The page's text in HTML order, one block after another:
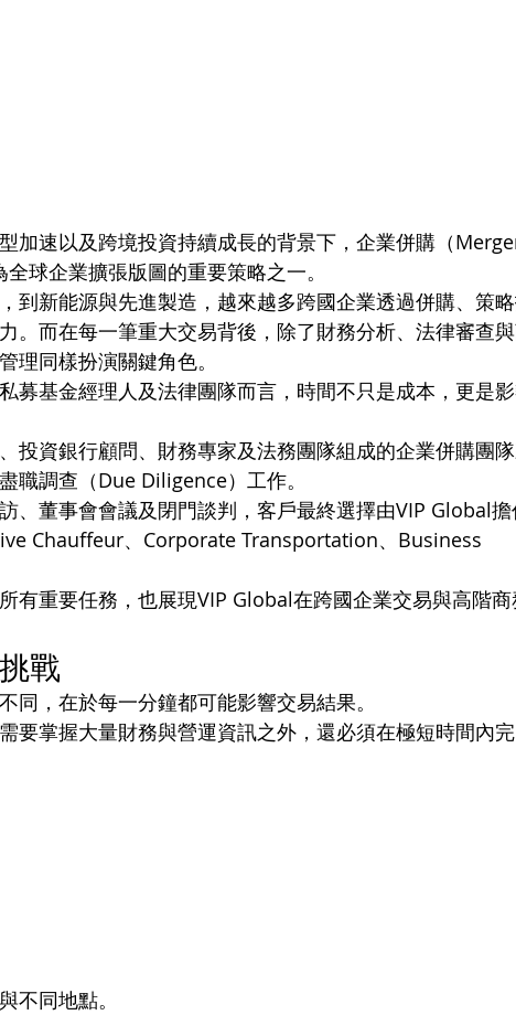
加速以及跨境投資持續成長的背景下，企業併購（
球企業擴張版圖的重要策略之一。
到新能源與先進製造，越來越多跨國企業透過併購、策
。而在每一筆重大交易背後，除了財務分析、法律審查
理同樣扮演關鍵角色。
募基金經理人及法律團隊而言，時間不只是成本，更是
投資銀行顧問、財務專家及法務團隊組成的企業併購團
職調查（Due Diligence）工作。
、董事會會議及閉門談判，客戶最終選擇由VIP Global
Chauffeur、Corporate Transportation、Business
有重要任務，也展現VIP Global在跨國企業交易與高階商
戰
同，在於每一分鐘都可能影響交易結果。
要掌握大量財務與營運資訊之外，還必須在極短時間內完
不同地點。